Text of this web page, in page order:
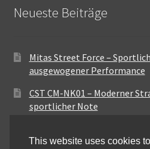
Neueste Beiträge
Mitas Street Force –
ausgewogener Performance
CST CM-NK01 – Moderner
sportlicher Note
Maxxis MA-ST3 –
für vielseitige Einsätze
This website uses cookies